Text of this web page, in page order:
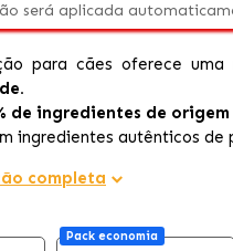
será aplicada
para cães oferece uma
de ingredientes de
ingredientes autênticos de
completa
Pack economia